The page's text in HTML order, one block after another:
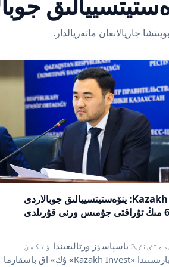
جاريالانعان ماتەريالدار.
Kazakh Invest: ينۆەستيتسييالىق جوبالاردى
باسپاسٶز ورتالىعىندا ٶتكەن
بريفينگ بارىسىندا «Kazakh Invest» ۇك» اق باسقارما